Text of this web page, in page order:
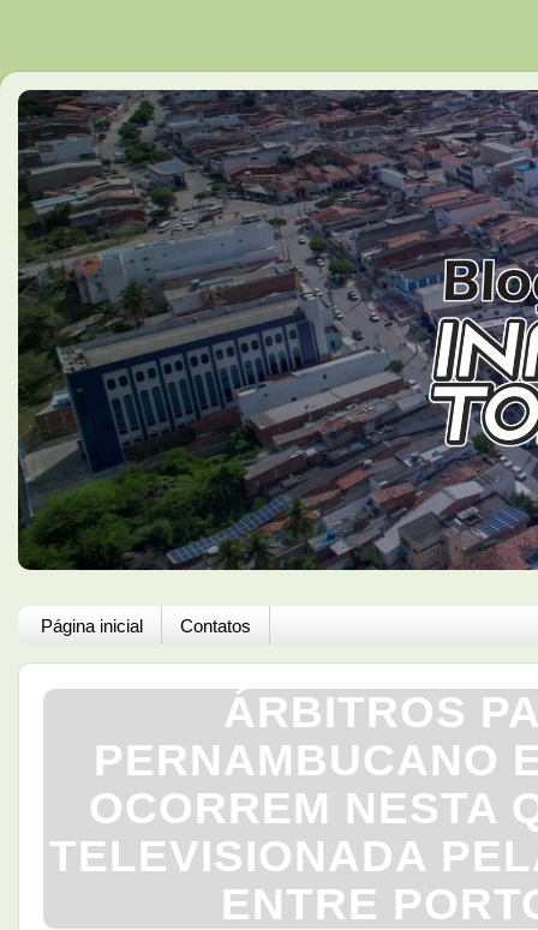
Página inicial Contatos
ÁRBITROS
PERNAMBUCANO
OCORREM NESTA
TELEVISIONADA
ENTRE